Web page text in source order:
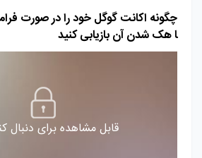
چگونه اکانت گوگل خود را در صورت
ا هک شدن آن بازیابی کنید
قابل مشاهده برای دنبال